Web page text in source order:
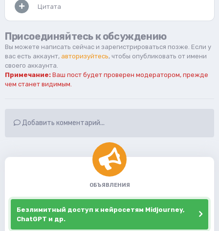
Цитата
Присоединяйтесь к обсуждению
Вы можете написать сейчас и зарегистрироваться позже. Если у
вас есть аккаунт, авторизуйтесь, чтобы опубликовать от имени
своего аккаунта.
Примечание: Ваш пост будет проверен модератором, прежде
чем станет видимым.
Добавить комментарий...
ОБЪЯВЛЕНИЯ
Безлимитный доступ к нейросетям Midjourney,
ChatGPT и др.